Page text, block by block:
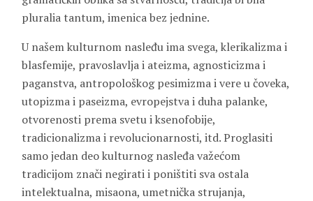
pluralia tantum, imenica bez jednine.
U našem kulturnom nasleđu ima svega, klerikalizma i
blasfemije, pravoslavlja i ateizma, agnosticizma i
paganstva, antropološkog pesimizma i vere u čoveka,
utopizma i paseizma, evropejstva i duha palanke,
otvorenosti prema svetu i ksenofobije,
tradicionalizma i revolucionarnosti, itd. Proglasiti
samo jedan deo kulturnog nasleđa važećom
tradicijom znači negirati i poništiti sva ostala
intelektualna, misaona, umetnička strujanja,